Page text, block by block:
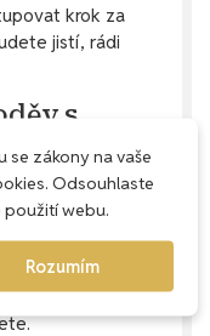
krok za
jistí, rádi
s
nejdéle krásný,
max. 60 °C,
aviváž –
tak potisku.
nastavení.
se zákony na vaše
Odsouhlaste
webu.
Rozumím